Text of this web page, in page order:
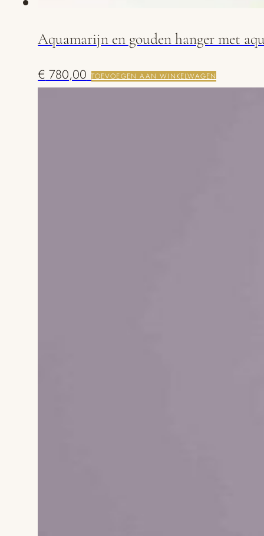
Aquamarijn en gouden hanger met
€ 780,00 TOEVOEGEN AAN WINKELWAGEN